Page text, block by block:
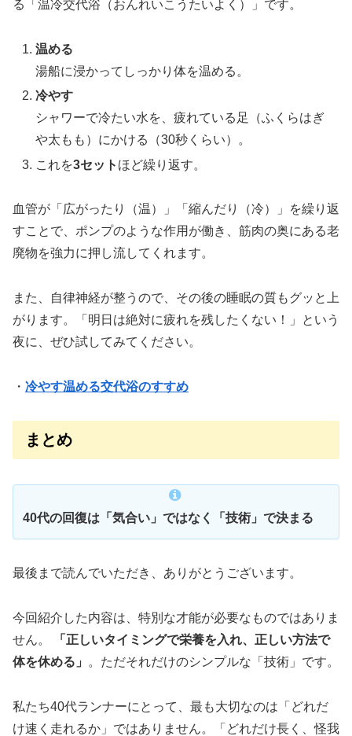
る「温冷交代浴（おんれいこうたいよく）」です。
温める
湯船に浸かってしっかり体を温める。
冷やす
シャワーで冷たい水を、疲れている足（ふくらはぎ
や太もも）にかける（30秒くらい）。
これを3セット ほど繰り返す。
血管が「広がったり（温）」「縮んだり（冷）」を繰り返
すことで、ポンプのような作用が働き、筋肉の奥にある老
廃物を強力に押し流してくれます。
また、自律神経が整うので、その後の睡眠の質もグッと上
がります。「明日は絶対に疲れを残したくない！」という
夜に、ぜひ試してみてください。
・ 冷やす温める交代浴のすすめ
まとめ
40代の回復は「気合い」ではなく「技術」で決まる
最後まで読んでいただき、ありがとうございます。
今回紹介した内容は、特別な才能が必要なものではありま
せん。
「正しいタイミングで栄養を入れ、正しい方法で
体を休める」
。ただそれだけのシンプルな「技術」です。
私たち40代ランナーにとって、最も大切なのは「どれだ
け速く走れるか」ではありません。「どれだけ長く、怪我